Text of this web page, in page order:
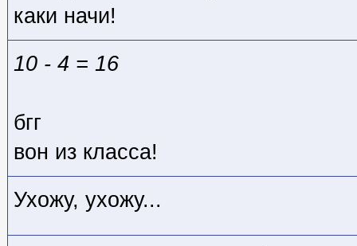
каки начи!
10 - 4 = 16
бгг
вон из класса!
Ухожу, ухожу...